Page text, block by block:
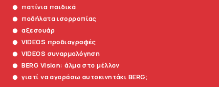
πατίνια παιδικά
ποδήλατα ισορροπίας
αξεσουάρ
VIDEOS προδιαγραφές
VIDEOS συναρμολόγηση
BERG Vision: άλμα στο μέλλον
γιατί να αγοράσω αυτοκινητάκι BERG;